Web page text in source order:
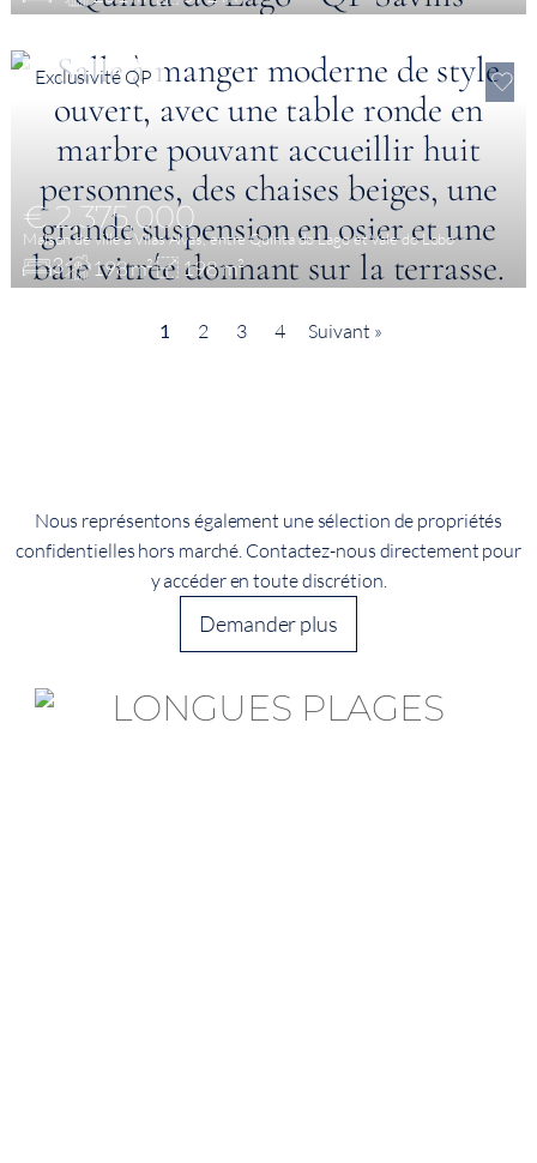
€ 2,375,000
Maison de ville à Vilas Alvas, entre Quinta do Lago et Vale do Lobo
3 198 m² 198 m²
Exclusivité QP
1 2 3 4 Suivant »
Nous représentons également une sélection de propriétés
confidentielles hors marché. Contactez-nous directement pour
y accéder en toute discrétion.
Demander plus